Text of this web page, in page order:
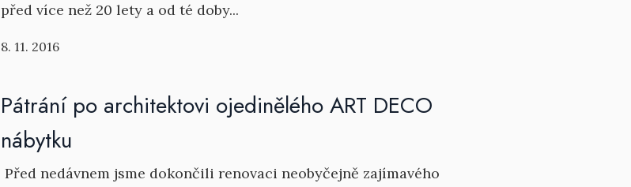
před více než 20 lety a od té doby...
8. 11. 2016
Pátrání po architektovi ojedinělého ART DECO
nábytku
Před nedávnem jsme dokončili renovaci neobyčejně zajímavého